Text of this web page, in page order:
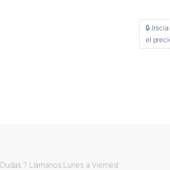
🔒
el
Dudas ? Llamanos Lunes a Viernes!